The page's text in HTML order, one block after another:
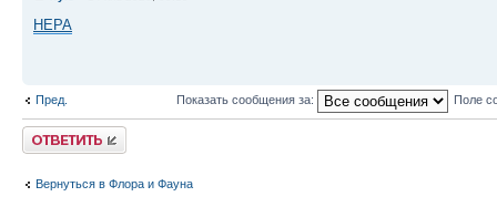
HEPA
Пред. Показать сообщения за: Поле
Ответить
Вернуться в Флора и Фауна